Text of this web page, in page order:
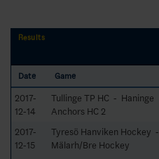
Results
Date Game
2017-
12-14
Tullinge TP HC - Haninge
Anchors HC 2
2017-
12-15
Tyresö Hanviken Hockey -
Mälarh/Bre Hockey